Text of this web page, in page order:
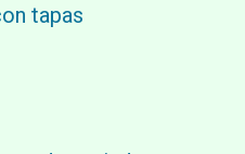
tapas